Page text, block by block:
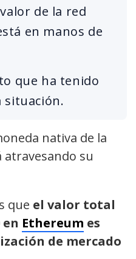
de la red
en manos de
que ha tenido
situación.
nativa de la
su
que el valor total
en Ethereum es
de mercado